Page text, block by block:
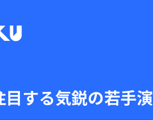
する気鋭の若手